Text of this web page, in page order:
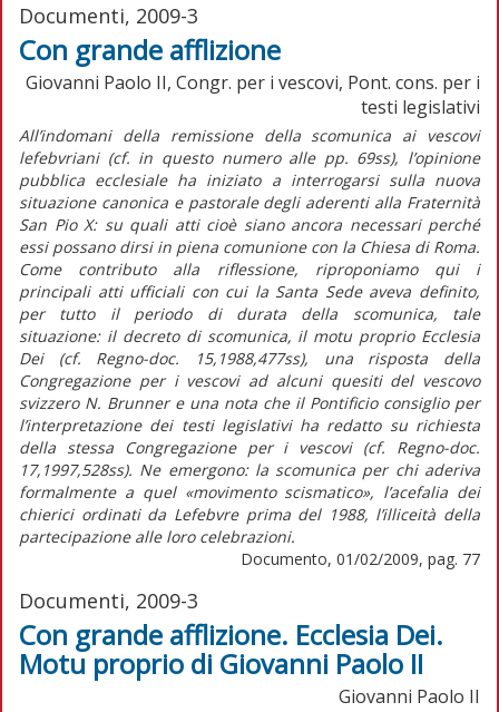
Documenti, 2009-3
Con grande afflizione
Giovanni Paolo II, Congr. per i vescovi, Pont. cons. per i
testi legislativi
All’indomani della remissione della scomunica ai vescovi
lefebvriani (cf. in questo numero alle pp. 69ss), l’opinione
pubblica ecclesiale ha iniziato a interrogarsi sulla nuova
situazione canonica e pastorale degli aderenti alla Fraternità
San Pio X: su quali atti cioè siano ancora necessari perché
essi possano dirsi in piena comunione con la Chiesa di Roma.
Come contributo alla riflessione, riproponiamo qui i
principali atti ufficiali con cui la Santa Sede aveva definito,
per tutto il periodo di durata della scomunica, tale
situazione: il decreto di scomunica, il motu proprio Ecclesia
Dei (cf. Regno-doc. 15,1988,477ss), una risposta della
Congregazione per i vescovi ad alcuni quesiti del vescovo
svizzero N. Brunner e una nota che il Pontificio consiglio per
l’interpretazione dei testi legislativi ha redatto su richiesta
della stessa Congregazione per i vescovi (cf. Regno-doc.
17,1997,528ss). Ne emergono: la scomunica per chi aderiva
formalmente a quel «movimento scismatico», l’acefalia dei
chierici ordinati da Lefebvre prima del 1988, l’illiceità della
partecipazione alle loro celebrazioni.
Documento, 01/02/2009, pag. 77
Documenti, 2009-3
Con grande afflizione. Ecclesia Dei.
Motu proprio di Giovanni Paolo II
Giovanni Paolo II